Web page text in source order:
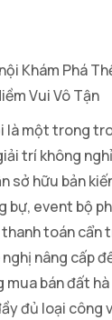
là một trong
trí không
sở hữu bản
bự, event bộ
toán cẩn
nâng cấp
mua bán đất
đủ loại công